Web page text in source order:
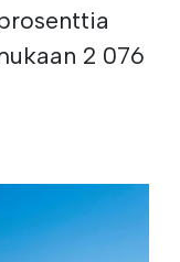
2 076